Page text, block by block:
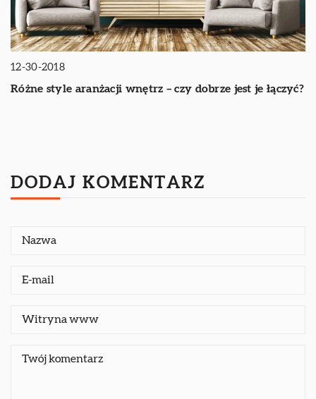
12-30-2018
Różne style aranżacji wnętrz – czy dobrze jest je łączyć?
DODAJ KOMENTARZ